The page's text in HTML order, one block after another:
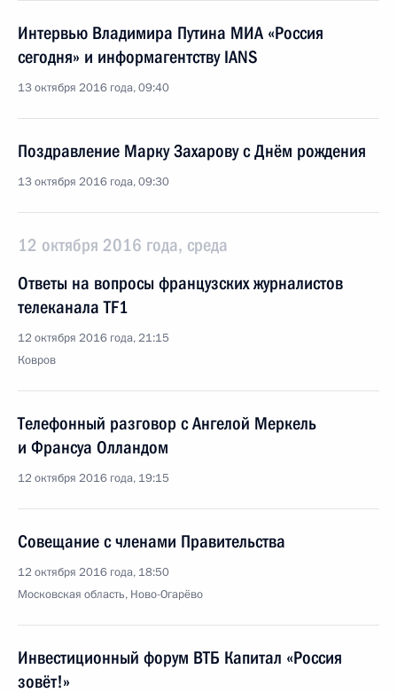
Интервью Владимира Путина МИА «Россия
сегодня» и информагентству IANS
13 октября 2016 года, 09:40
Поздравление Марку Захарову с Днём рождения
13 октября 2016 года, 09:30
12 октября 2016 года, среда
Ответы на вопросы французских журналистов
телеканала TF1
12 октября 2016 года, 21:15
Ковров
Телефонный разговор с Ангелой Меркель
и Франсуа Олландом
12 октября 2016 года, 19:15
Совещание с членами Правительства
12 октября 2016 года, 18:50
Московская область, Ново-Огарёво
Инвестиционный форум ВТБ Капитал «Россия
зовёт!»